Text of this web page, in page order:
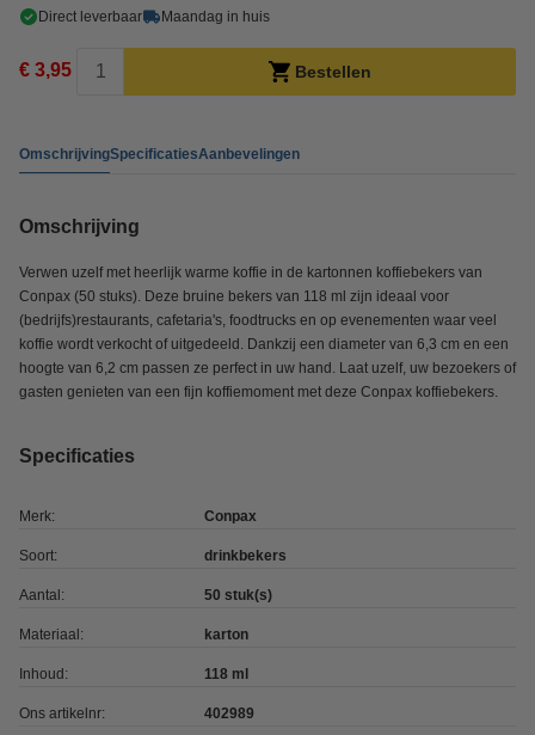
Direct leverbaar Maandag in huis
€ 3,95 Bestellen
OmschrijvingSpecificatiesAanbevelingen
Omschrijving
Verwen uzelf met heerlijk warme koffie in de kartonnen koffiebekers van
Conpax (50 stuks). Deze bruine bekers van 118 ml zijn ideaal voor
(bedrijfs)restaurants, cafetaria's, foodtrucks en op evenementen waar veel
koffie wordt verkocht of uitgedeeld. Dankzij een diameter van 6,3 cm en een
hoogte van 6,2 cm passen ze perfect in uw hand. Laat uzelf, uw bezoekers of
gasten genieten van een fijn koffiemoment met deze Conpax koffiebekers.
Specificaties
Merk: Conpax
Soort: drinkbekers
Aantal: 50 stuk(s)
Materiaal: karton
Inhoud: 118 ml
Ons artikelnr: 402989